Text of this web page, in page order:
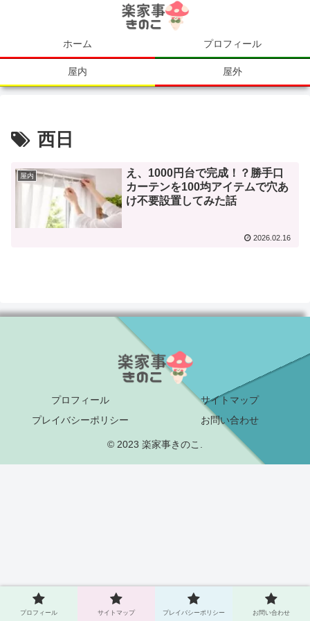
ホーム プロフィール
屋内 屋外
西日
屋内
え、1000円台で完成！？勝手口
カーテンを100均アイテムで穴あ
け不要設置してみた話
2026.02.16
プロフィール
サイトマップ
プレイバシーポリシー
お問い合わせ
© 2023 楽家事きのこ.
プロフィール サイトマップ プレイバシーポリシー お問い合わせ